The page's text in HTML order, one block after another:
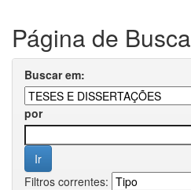
Página de Busca
Buscar em:
por
Filtros correntes: